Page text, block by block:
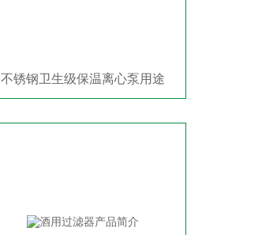
不锈钢卫生级保温离心泵用途